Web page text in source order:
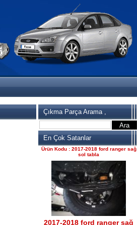
Çıkma Parça Arama ,
En Çok Satanlar
2017-2018 ford ranger 2.2
komple motor
Ürün Kodu : 2017-2018 ford ranger
dirksiyon simidi
2017-2018 ford ranger
dirksiyon simidi
Ürün Kodu : 2017-2018 ford ranger sağ
sol tabla
2017-2018 ford ranger sağ